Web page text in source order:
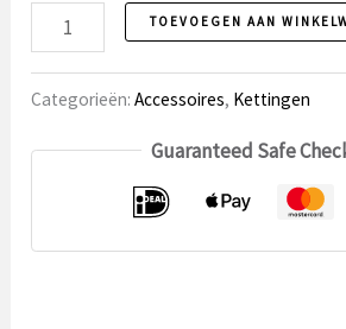
Maçonnieke
Lanyard
aantal
TOEVOEGEN AAN
Categorieën:Accessoires, Kettingen
Guaranteed Safe